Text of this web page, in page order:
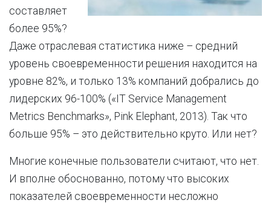
составляет
более 95%?
Даже отраслевая статистика ниже – средний
уровень своевременности решения находится на
уровне 82%, и только 13% компаний добрались до
лидерских 96-100% («IT Service Management
Metrics Benchmarks», Pink Elephant, 2013). Так что
больше 95% – это действительно круто. Или нет?
Многие конечные пользователи считают, что нет.
И вполне обоснованно, потому что высоких
показателей своевременности несложно